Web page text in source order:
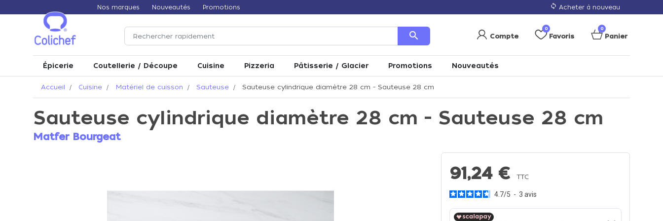
Nos marques Nouveautés Promotions loop Acheter à nouveau
search Compte
0
Favoris
0
Panier
Épicerie Coutellerie / Découpe Cuisine Pizzeria Pâtisserie / Glacier Promotions Nouveautés
Accueil Cuisine Matériel de cuisson Sauteuse Sauteuse cylindrique diamètre 28 cm - Sauteuse 28 cm
Sauteuse cylindrique diamètre 28 cm - Sauteuse 28 cm
Matfer Bourgeat
91,24 € TTC
4.7/5 - 3 avis